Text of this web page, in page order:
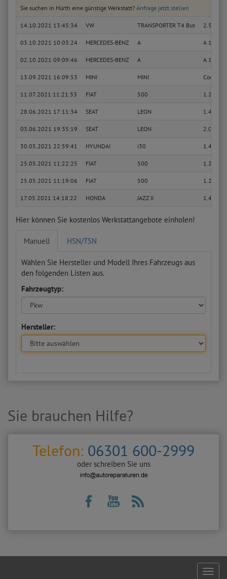
Sie suchen in Hürth eine günstige Werkstatt? Anfrage jetzt stellen
14.10.2021 13:45:34 VW TRANSPORTER T4 Bus 2.5 TDI
03.10.2021 10:03:24 MERCEDES-BENZ A A 160
02.10.2021 09:09:46 MERCEDES-BENZ A A 180
13.09.2021 16:09:53 MINI MINI Cooper
11.07.2021 11:21:33 FIAT 500 1.2
28.06.2021 17:11:34 SEAT LEON 1.4 TSI
03.06.2021 19:35:19 SEAT LEON 2.0
30.05.2021 22:59:41 HYUNDAI i30 1.4
25.05.2021 11:22:25 FIAT 500 1.2
25.05.2021 11:19:06 FIAT 500 1.2
17.05.2021 14:18:22 HONDA JAZZ II 1.4 iDSI
Hier können Sie kostenlos Werkstattangebote einholen!
Manuell HSN/TSN
Wählen Sie Hersteller und Modell Ihres Fahrzeugs aus
den folgenden Listen aus.
Fahrzeugtyp:
Hersteller:
Sie brauchen Hilfe?
Telefon: 06301 600-2999
oder schreiben Sie uns
Footer